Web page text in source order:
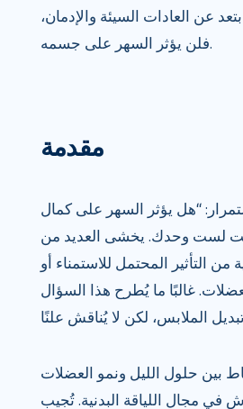
عن العادات السيئة والإدمان،
فلن يؤثر السهر على جسمه.
مقدمة
“هل يؤثر السهر على كمال
لست وحدك. يخشى العديد من
من التأثير المحتمل للاستمناء أو
غالبًا ما يُطرح هذا السؤال
بين حلول الليل ونمو العضلات
مجال اللياقة البدنية. تُجيب